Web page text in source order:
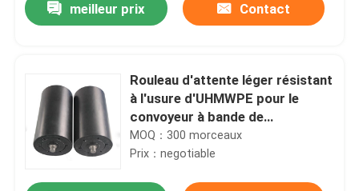
meilleur prix Contact
Rouleau d'attente léger résistant
à l'usure d'UHMWPE pour le
convoyeur à bande de
charbonnage
MOQ：300 morceaux
Prix：negotiable